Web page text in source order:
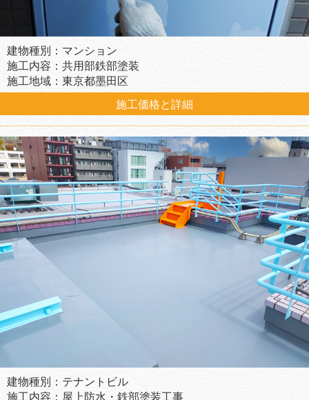
建物種別：マンション
施工内容：共用部鉄部塗装
施工地域：東京都墨田区
施工価格と詳細
建物種別：テナントビル
施工内容：屋上防水・鉄部塗装工事